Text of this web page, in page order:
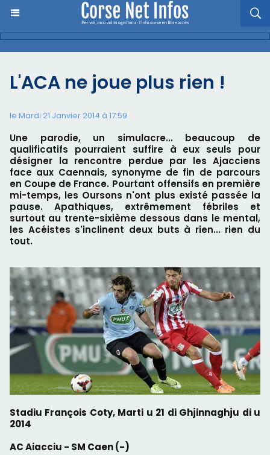
L'ACA ne joue plus rien !
le Mardi 21 Janvier 2014 à 17:59
Une parodie, un simulacre... beaucoup de
qualificatifs pourraient suffire à eux seuls pour
désigner la rencontre perdue par les Ajacciens
face aux Caennais, synonyme de fin de parcours
en Coupe de France. Pourtant offensifs en première
mi-temps, les Oursons n'ont plus existé passée la
pause. Apathiques, extrêmement fébriles et
surtout au trente-sixième dessous dans le mental,
les Acéistes s'inclinent deux buts à rien... rien du
tout.
Stadiu François Coty, Marti u 21 di Ghjinnaghju di u
2014
AC Aiacciu - SM Caen (-)